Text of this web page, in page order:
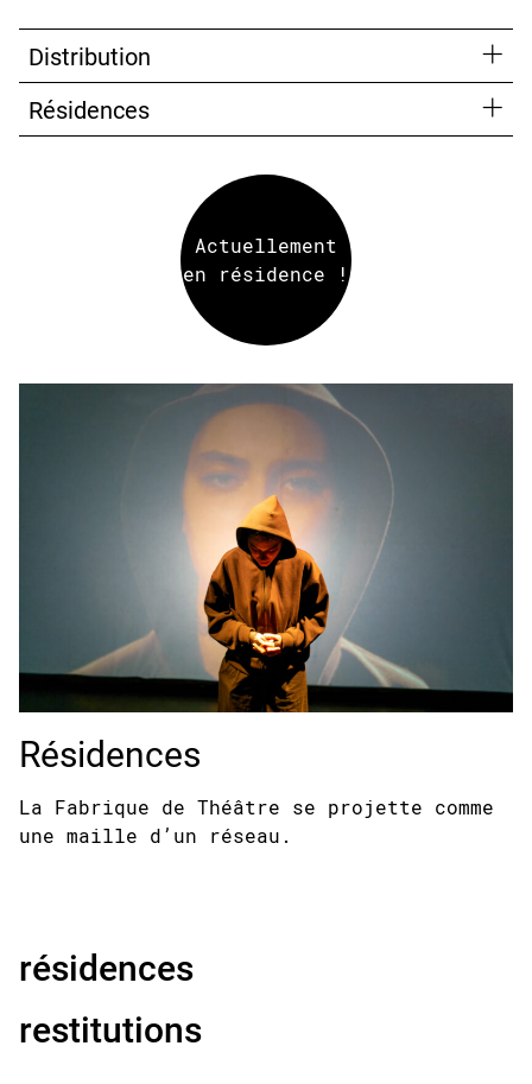
Distribution
Résidences
Actuellement
en résidence !
Résidences
La Fabrique de Théâtre se projette comme
une maille d’un réseau.
résidences
restitutions